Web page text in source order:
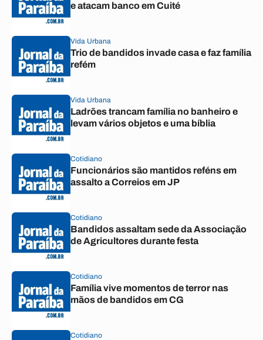
e atacam banco em Cuité
Vida Urbana
Trio de bandidos invade casa e faz família
refém
Vida Urbana
Ladrões trancam família no banheiro e
levam vários objetos e uma bíblia
Cotidiano
Funcionários são mantidos reféns em
assalto a Correios em JP
Cotidiano
Bandidos assaltam sede da Associação
de Agricultores durante festa
Cotidiano
Família vive momentos de terror nas
mãos de bandidos em CG
Cotidiano